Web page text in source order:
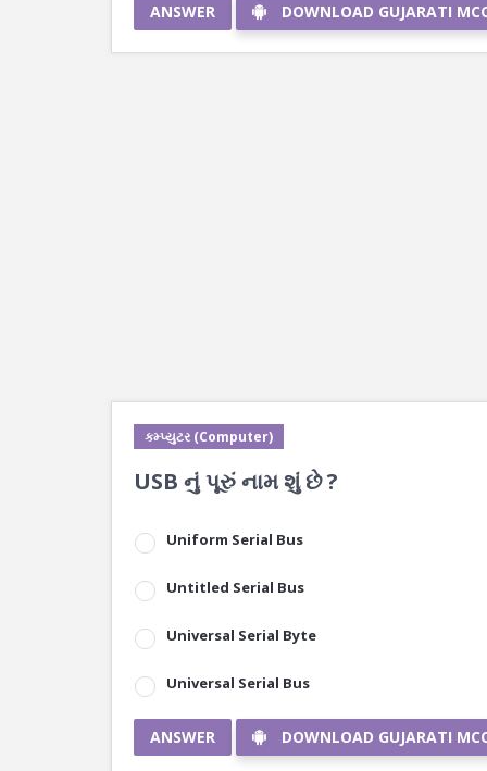
ANSWER DOWNLOAD GUJARATI
કમ્પ્યુટર (Computer)
USB નું પૂરું નામ શું છે ?
Uniform Serial Bus
Untitled Serial Bus
Universal Serial Byte
Universal Serial Bus
ANSWER DOWNLOAD GUJARATI